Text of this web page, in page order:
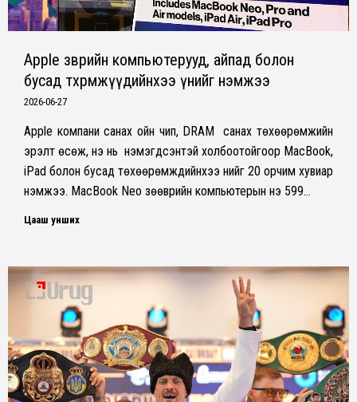
Apple зөөврийн компьютерууд, айпад болон
бусад төхөөрөмжүүдийнхээ үнийг нэмжээ
2026-06-27
Apple компани санах ойн чип, DRAM санах төхөөрөмжийн
эрэлт өсөж, үнэ нь нэмэгдсэнтэй холбоотойгоор MacBook,
iPad болон бусад төхөөрөмжүүдийнхээ үнийг 20 орчим хувиар
нэмжээ. MacBook Neo зөөврийн компьютерын үнэ 599…
Цааш унших